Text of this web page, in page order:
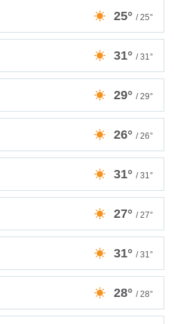
25° / 25°
31° / 31°
29° / 29°
26° / 26°
31° / 31°
27° / 27°
31° / 31°
28° / 28°